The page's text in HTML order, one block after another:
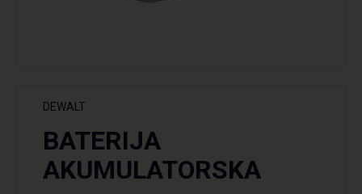
DEWALT
BATERIJA
AKUMULATORSKA